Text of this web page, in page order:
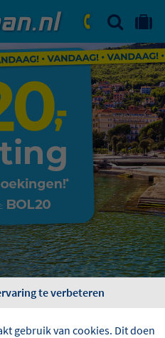
ma. - vr.: 09:00 - 17:30
zat.: 10:00 - 16:00
ZOEKEN
Last minutes
te verbeteren
gebruik van cookies. Dit doen